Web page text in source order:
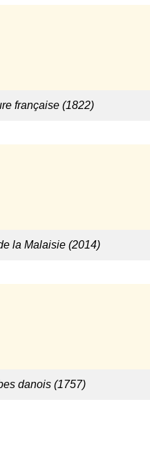
française (1822)
la Malaisie (2014)
danois (1757)